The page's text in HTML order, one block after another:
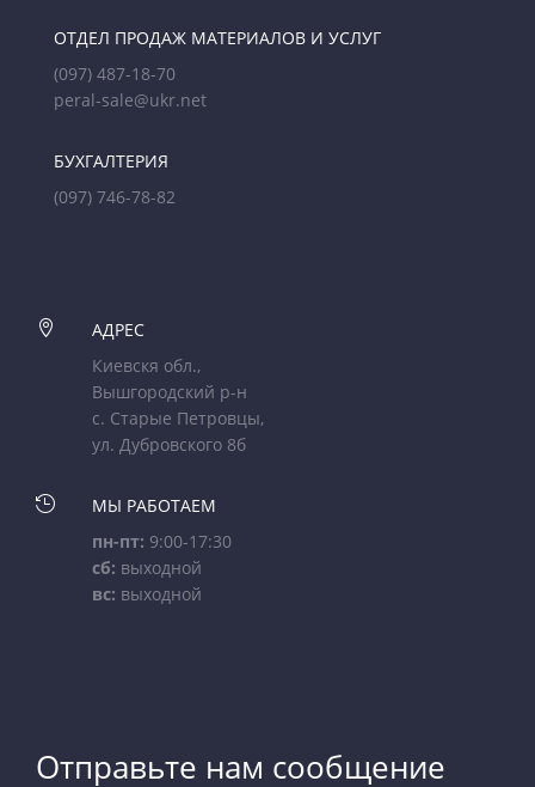
ОТДЕЛ ПРОДАЖ МАТЕРИАЛОВ И УСЛУГ
(097) 487-18-70
peral-sale@ukr.net
БУХГАЛТЕРИЯ
(097) 746-78-82

АДРЕС
Киевскя обл.,
Вышгородский р-н
с. Старые Петровцы,
ул. Дубровского 8б

МЫ РАБОТАЕМ
пн-пт: 9:00-17:30
сб: выходной
вс: выходной
Отправьте нам сообщение